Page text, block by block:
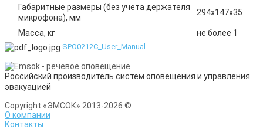
Габаритные размеры (без учета держателя
микрофона), мм
294х147х35
Масса, кг не более 1
SPO0212C_User_Manual
Российский производитель систем оповещения и управления
эвакуацией
Copyright «ЭМСОК» 2013-2026 ©
О компании
Контакты